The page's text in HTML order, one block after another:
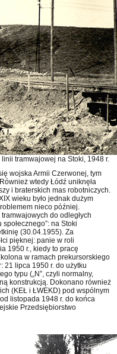
linii tramwajowej na Stoki, 1948 r.
wojska Armii Czerwonej, tym
wtedy Łódź uniknęła
i braterskich mas robotniczych.
wieku było jednak dużym
nieco później.
do odległych
na Stoki
(30.04.1955). Za
pięknej: panie w roli
1950 r., kiedy to pracę
w ramach prekursorskiego
21 lipca 1950 r. do użytku
typu („N”, czyli normalny,
konstrukcją. Dokonano również
(KEŁ i ŁWEKD) pod wspólnym
listopada 1948 r. do końca
Przedsiębiorstwo